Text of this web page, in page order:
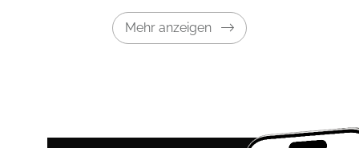
Mehr anzeigen